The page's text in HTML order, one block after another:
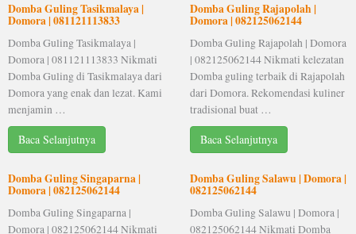
Domba Guling Tasikmalaya |
Domora | 081121113833
Domba Guling Tasikmalaya |
Domora | 081121113833 Nikmati
Domba Guling di Tasikmalaya dari
Domora yang enak dan lezat. Kami
menjamin …
Baca Selanjutnya
Domba Guling Rajapolah |
Domora | 082125062144
Domba Guling Rajapolah | Domora
| 082125062144 Nikmati kelezatan
Domba guling terbaik di Rajapolah
dari Domora. Rekomendasi kuliner
tradisional buat …
Baca Selanjutnya
Domba Guling Singaparna |
Domora | 082125062144
Domba Guling Singaparna |
Domora | 082125062144 Nikmati
Domba Guling Salawu | Domora |
082125062144
Domba Guling Salawu | Domora |
082125062144 Nikmati Domba